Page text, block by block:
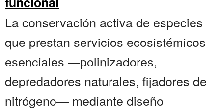
La conservación activa de especies
que prestan servicios ecosistémicos
esenciales —polinizadores,
depredadores naturales, fijadores de
nitrógeno— mediante diseño